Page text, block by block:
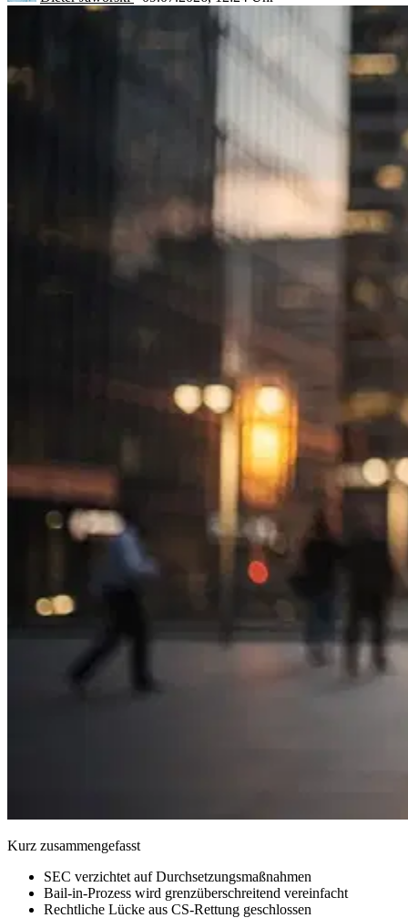
Kurz zusammengefasst
SEC verzichtet auf Durchsetzungsmaßnahmen
Bail-in-Prozess wird grenzüberschreitend vereinfacht
Rechtliche Lücke aus CS-Rettung geschlossen